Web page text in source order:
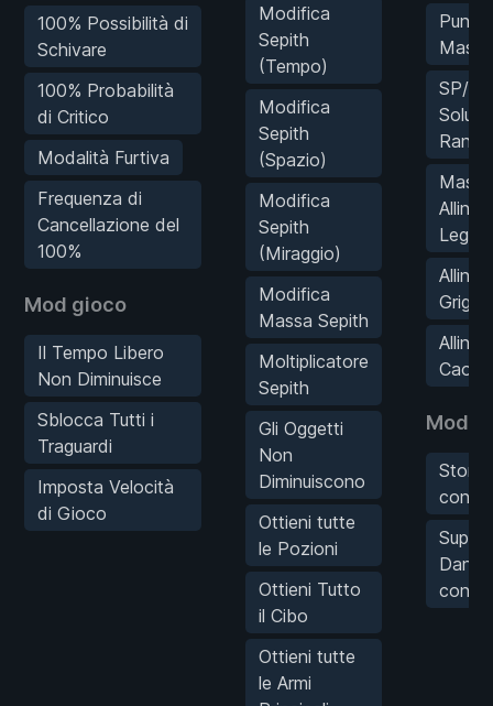
100% Possibilità di
Schivare
100% Probabilità
di Critico
Modalità Furtiva
Frequenza di
Cancellazione del
100%
Mod gioco
Il Tempo Libero
Non Diminuisce
Sblocca Tutti i
Traguardi
Imposta Velocità
di Gioco
Modifica
Sepith
(Tempo)
Modifica
Sepith
(Spazio)
Modifica
Sepith
(Miraggio)
Modifica
Massa Sepith
Moltiplicatore
Sepith
Gli Oggetti
Non
Diminuiscono
Ottieni tutte
le Pozioni
Ottieni Tutto
il Cibo
Ottieni tutte
le Armi
Punti
SP/
Rank
Legale
Grigio
Caos
Mod
con
Super
con